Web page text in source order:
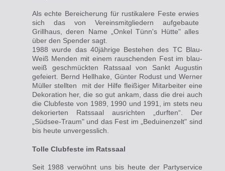
Als echte Bereicherung für rustikalere Feste erwies
sich das von Vereinsmitgliedern aufgebaute
Grillhaus, deren Name „Onkel Tünn's Hütte" alles
über den Spender sagt.
1988 wurde das 40jährige Bestehen des TC Blau-
Weiß Menden mit einem rauschenden Fest im blau-
weiß geschmückten Ratssaal von Sankt Augustin
gefeiert. Bernd Hellhake, Günter Rodust und Werner
Müller stellten mit der Hilfe fleißiger Mitarbeiter eine
Dekoration her, die so gut ankam, dass die drei auch
die Clubfeste von 1989, 1990 und 1991, imstets neu
dekorierten Ratssaal ausrichten „durften“. Der
„Südsee-Traum" und das Fest im „Beduinenzelt" sind
bis heute unvergesslich.
Tolle Clubfeste im Ratssaal
Seit 1988 verwöhnt uns bis heute der Partyservice